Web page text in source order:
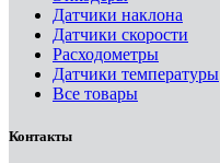
Датчики наклона
Датчики скорости
Расходометры
Датчики температуры
Все товары
Контакты